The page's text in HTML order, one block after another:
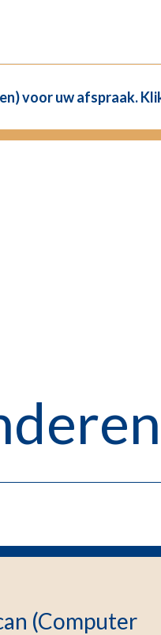
voor uw afspraak.
(Computer